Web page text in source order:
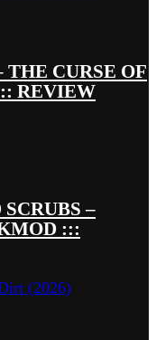
CURSE OF
REVIEW
–
:::